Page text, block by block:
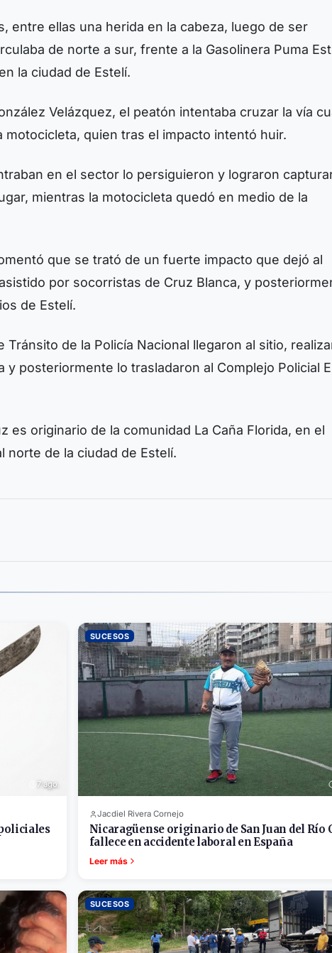
entre ellas una herida en la cabeza, luego de ser
de norte a sur, frente a la Gasolinera Puma
la ciudad de Estelí.
Velázquez, el peatón intentaba cruzar la vía
quien tras el impacto intentó huir.
en el sector lo persiguieron y lograron
mientras la motocicleta quedó en medio de la
que se trató de un fuerte impacto que dejó al
por socorristas de Cruz Blanca, y
de Estelí.
Tránsito de la Policía Nacional llegaron al sitio,
y posteriormente lo trasladaron al Complejo Policial
es originario de la comunidad La Caña Florida, en el
norte de la ciudad de Estelí.
7 ago.
SUCESOS
Jacdiel Rivera Cornejo
Nicaragüense originario de San Juan del Río
fallece en accidente laboral en España
Leer más
SUCESOS